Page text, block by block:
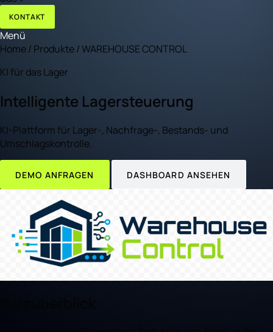
KONTAKT
Menü
Home/ Produkte/WAREHOUSE CONTROL
KI für das Lager
Intelligente Lagersteuerung
KI-Plattform für Lager-, Nachfrage-, Bestands- und
Umschlagskontrolle.
DEMO ANFRAGEN DASHBOARD ANSEHEN